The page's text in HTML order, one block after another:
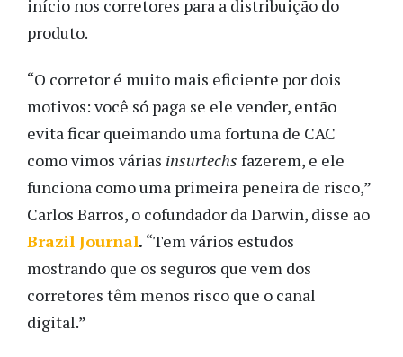
início nos corretores para a distribuição do
produto.
“O corretor é muito mais eficiente por dois
motivos: você só paga se ele vender, então
evita ficar queimando uma fortuna de CAC
como vimos várias insurtechs fazerem, e ele
funciona como uma primeira peneira de risco,”
Carlos Barros, o cofundador da Darwin, disse ao
Brazil Journal. “Tem vários estudos
mostrando que os seguros que vem dos
corretores têm menos risco que o canal
digital.”